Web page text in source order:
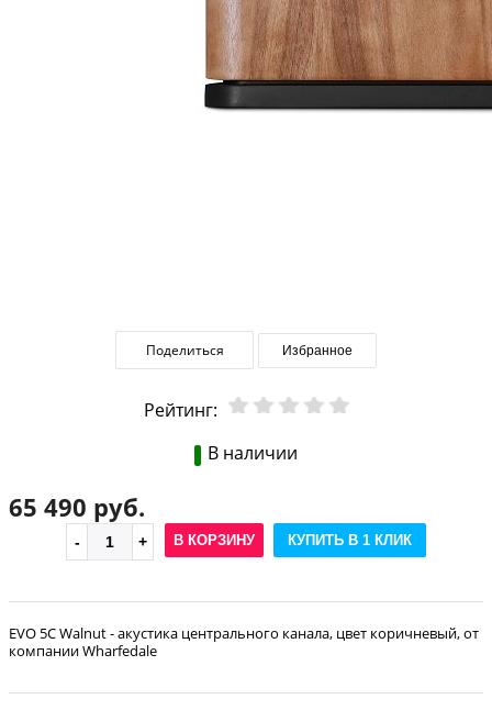
Поделиться Избранное
Рейтинг:
В наличии
65 490 руб.
В КОРЗИНУ КУПИТЬ В 1 КЛИК
EVO 5C Walnut - акустика центрального канала, цвет коричневый, от
компании Wharfedale